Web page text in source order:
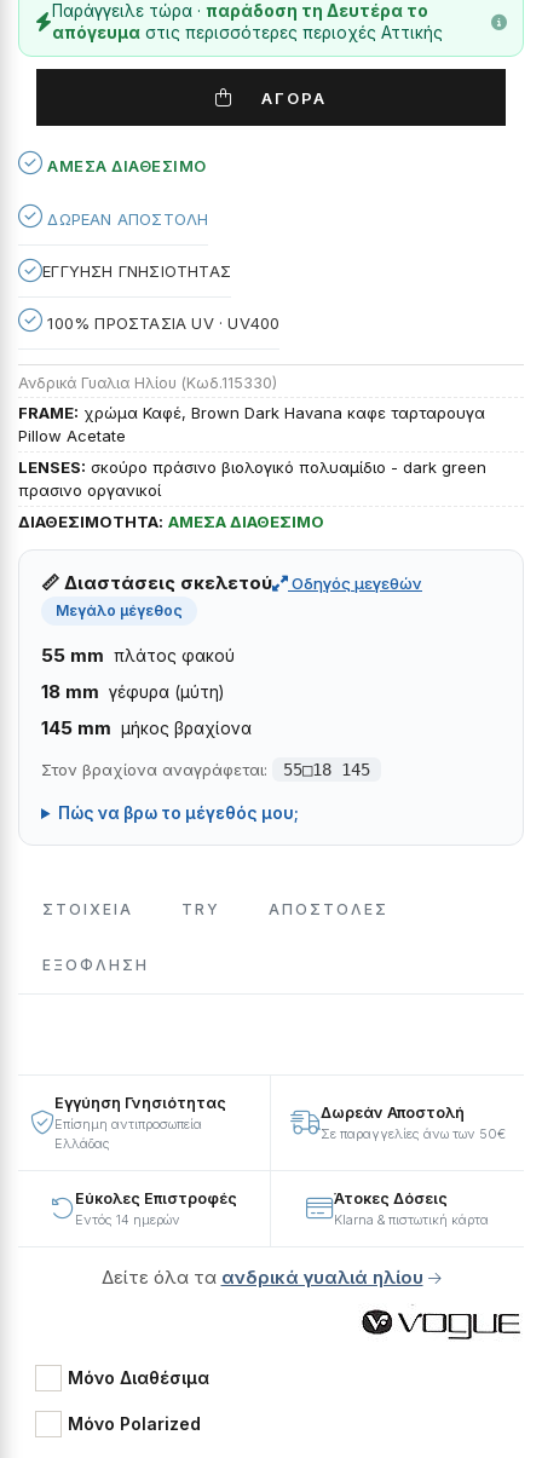
Παράγγειλε τώρα · παράδοση τη Δευτέρα το
απόγευμα στις περισσότερες περιοχές Αττικής
ΑΓΟΡΑ
ΆΜΕΣΑ ΔΙΑΘΈΣΙΜΟ
ΔΩΡΕΑΝ ΑΠΟΣΤΟΛΗ
ΕΓΓΥΗΣΗ ΓΝΗΣΙΟΤΗΤΑΣ
100% ΠΡΟΣΤΑΣΙΑ UV · UV400
Ανδρικά Γυαλια Ηλίου (Κωδ.115330)
FRAME: χρώμα Καφέ, Brown Dark Havana καφε ταρταρουγα
Pillow Acetate
LENSES: σκούρο πράσινο βιολογικό πολυαμίδιο - dark green
πρασινο οργανικοί
ΔΙΑΘΕΣΙΜΟΤΗΤΑ: ΑΜΕΣΑ ΔΙΑΘΕΣΙΜΟ
📏 Διαστάσεις σκελετού Οδηγός μεγεθών
Μεγάλο μέγεθος
55 mm πλάτος φακού
18 mm γέφυρα (μύτη)
145 mm μήκος βραχίονα
Στον βραχίονα αναγράφεται: 55□18 145
Πώς να βρω το μέγεθός μου;
ΣΤΟΙΧΕΙΑ TRY ΑΠΟΣΤΟΛΕΣ
ΕΞΌΦΛΗΣΗ
Εγγύηση Γνησιότητας
Επίσημη αντιπροσωπεία
Ελλάδας
Δωρεάν Αποστολή
Σε παραγγελίες άνω των 50€
Εύκολες Επιστροφές
Εντός 14 ημερών
Άτοκες Δόσεις
Klarna & πιστωτική κάρτα
Δείτε όλα τα ανδρικά γυαλιά ηλίου
Μόνο Διαθέσιμα
Μόνο Polarized